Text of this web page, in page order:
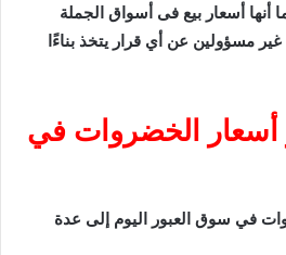
أنها أسعار بيع فى أسواق الجملة
مسؤولين عن أي قرار يتخذ بناءًا
أسعار الخضروات في
في سوق العبور اليوم إلى عدة